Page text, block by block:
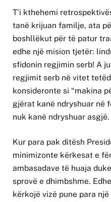
T’i kthehemi
tanë krijuan familje, ata
boshllëkut për të patur
edhe një mision tjetër:
sfidonin regjimin serb! A
regjimit serb në vitet
konsideronte si “makina
gjërat kanë ndryshuar në
nuk kanë ndryshuar asgjë.
Kur para pak ditësh
minimizonte kërkesat e
ambasadave të huaja
sprovë e dhimbshme.
kërkojë vizë pune para